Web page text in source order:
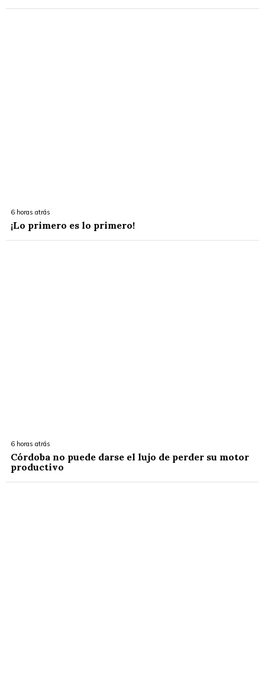
6 horas atrás
¡Lo primero es lo primero!
6 horas atrás
Córdoba no puede darse el lujo de perder su motor
productivo